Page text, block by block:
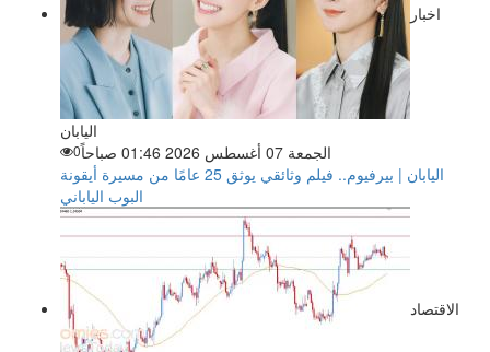
اخبار
اليابان
الجمعة 07 أغسطس 2026 01:46 صباحاً
0
اليابان | بيرفيوم.. فيلم وثائقي يوثق 25 عامًا من مسيرة أيقونة
البوب الياباني
الاقتصاد